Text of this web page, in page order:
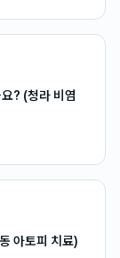
? (청라 비염
아토피 치료)